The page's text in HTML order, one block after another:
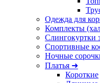
Одежда для
Комплекты
Слингокуртки
Спортивные
Ночные
Платья ➜
Короткие